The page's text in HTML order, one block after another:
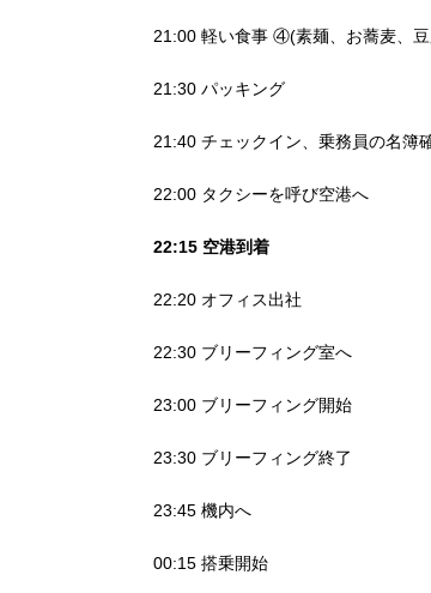
21:00 軽い食事 ④(素麺、お蕎麦、
21:30 パッキング
21:40 チェックイン、乗務員の名簿
22:00 タクシーを呼び空港へ
22:15 空港到着
22:20 オフィス出社
22:30 ブリーフィング室へ
23:00 ブリーフィング開始
23:30 ブリーフィング終了
23:45 機内へ
00:15 搭乗開始